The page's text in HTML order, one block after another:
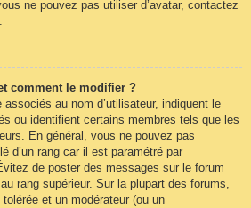
ne pouvez pas utiliser d’avatar, contactez
comment le modifier ?
au nom d’utilisateur, indiquent le
ou identifient certains membres tels que les
En général, vous ne pouvez pas
d’un rang car il est paramétré par
de poster des messages sur le forum
rang supérieur. Sur la plupart des forums,
et un modérateur (ou un